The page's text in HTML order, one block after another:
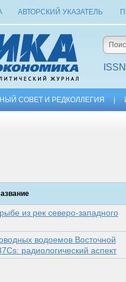
АВТОРСКИЙ УКАЗАТЕЛЬ
СОВЕТ И РЕДКОЛЛЕГИЯ
из рек северо-западного
водоемов Восточной
радиологический аспект